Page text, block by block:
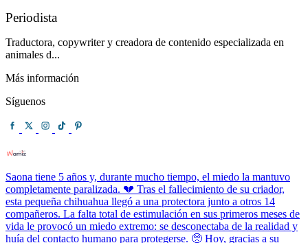
Periodista
Traductora, copywriter y creadora de contenido especializada en
animales d...
Más información
Síguenos
Saona tiene 5 años y, durante mucho tiempo, el miedo la mantuvo
completamente paralizada. 💔 Tras el fallecimiento de su criador,
esta pequeña chihuahua llegó a una protectora junto a otros 14
compañeros. La falta total de estimulación en sus primeros meses de
vida le provocó un miedo extremo: se desconectaba de la realidad y
huía del contacto humano para protegerse. 🥺 Hoy, gracias a su